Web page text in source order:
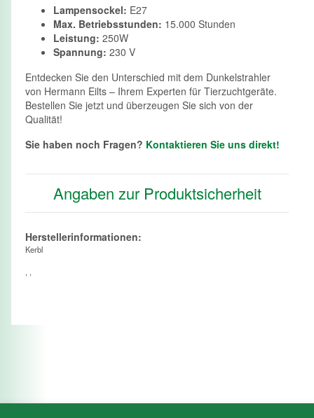
Lampensockel: E27
Max. Betriebsstunden: 15.000 Stunden
Leistung: 250W
Spannung: 230 V
Entdecken Sie den Unterschied mit dem Dunkelstrahler
von Hermann Eilts – Ihrem Experten für Tierzuchtgeräte.
Bestellen Sie jetzt und überzeugen Sie sich von der
Qualität!
Sie haben noch Fragen? Kontaktieren Sie uns direkt!
Angaben zur Produktsicherheit
Herstellerinformationen:
Kerbl
, ,